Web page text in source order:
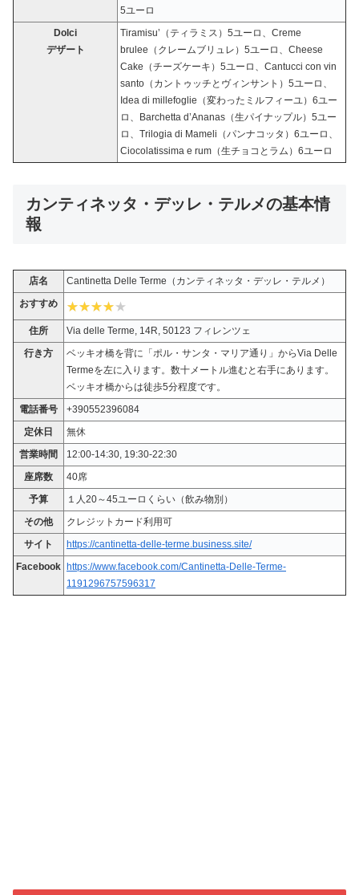
5ユーロ
Dolci
デザート
Tiramisu’（ティラミス）5ユーロ、Creme
brulee（クレームブリュレ）5ユーロ、Cheese
Cake（チーズケーキ）5ユーロ、Cantucci con vin
santo（カントゥッチとヴィンサント）5ユーロ、
Idea di millefoglie（変わったミルフィーユ）6ユー
ロ、Barchetta d’Ananas（生パイナップル）5ユー
ロ、Trilogia di Mameli（パンナコッタ）6ユーロ、
Ciocolatissima e rum（生チョコとラム）6ユーロ
カンティネッタ・デッレ・テルメの基本情
報
店名
Cantinetta Delle Terme（カンティネッタ・デッレ・テルメ）
おすすめ
住所
Via delle Terme, 14R, 50123 フィレンツェ
行き方
ベッキオ橋を背に「ポル・サンタ・マリア通り」からVia Delle
Termeを左に入ります。数十メートル進むと右手にあります。
ベッキオ橋からは徒歩5分程度です。
電話番号
+390552396084
定休日
無休
営業時間
12:00-14:30, 19:30-22:30
座席数
40席
予算
１人20～45ユーロくらい（飲み物別）
その他
クレジットカード利用可
サイト
https://cantinetta-delle-terme.business.site/
Facebook
https://www.facebook.com/Cantinetta-Delle-Terme-
1191296757596317